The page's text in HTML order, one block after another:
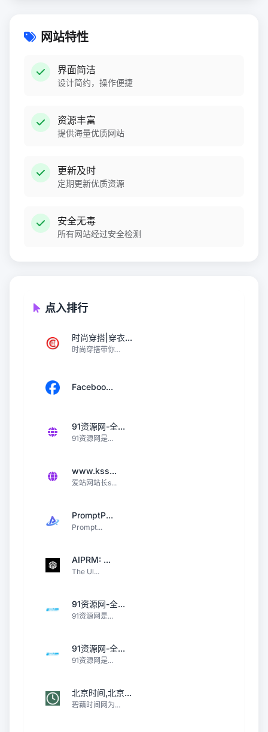
网站特性
界面简洁
设计简约，操作便捷
资源丰富
提供海量优质网站
更新及时
定期更新优质资源
安全无毒
所有网站经过安全检测
点入排行
时尚穿搭|穿衣...
时尚穿搭带你...
Faceboo...
91资源网-全...
91资源网是...
www.kss...
爱站网站长s...
PromptP...
Prompt...
AIPRM: ...
The Ul...
91资源网-全...
91资源网是...
91资源网-全...
91资源网是...
北京时间,北京...
碧藕时间网为...